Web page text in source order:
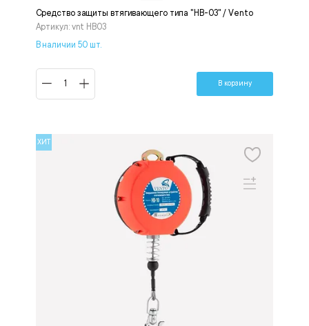
Средство защиты втягивающего типа "НВ-03" / Vento
Артикул: vnt HB03
В наличии 50 шт.
В корзину
ХИТ